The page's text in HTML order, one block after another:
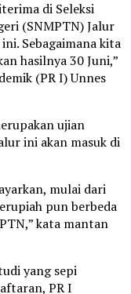
di Seleksi
(SNMPTN) Jalur
Sebagaimana kita
hasilnya 30 Juni,”
(PR I) Unnes
ujian
ini akan masuk di
mulai dari
pun berbeda
kata mantan
yang sepi
PR I